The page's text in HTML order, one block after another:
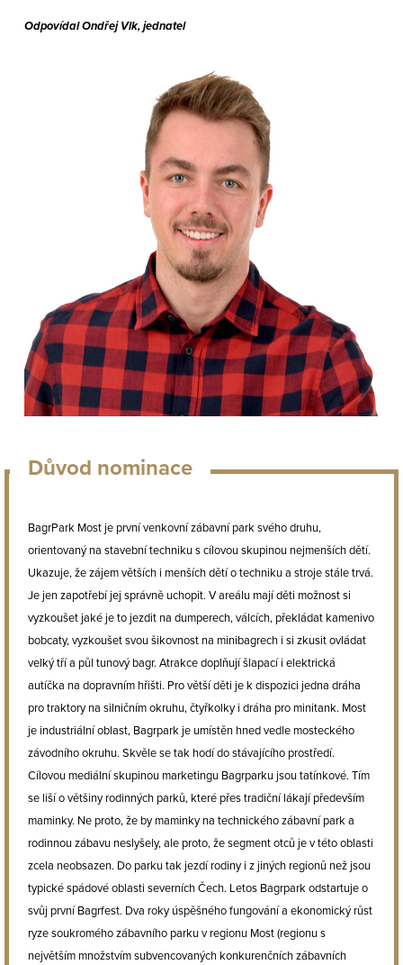
Odpovídal Ondřej Vlk, jednatel
Důvod nominace
BagrPark Most je první venkovní zábavní park svého druhu,
orientovaný na stavební techniku s cílovou skupinou nejmenších dětí.
Ukazuje, že zájem větších i menších dětí o techniku a stroje stále trvá.
Je jen zapotřebí jej správně uchopit. V areálu mají děti možnost si
vyzkoušet jaké je to jezdit na dumperech, válcích, překládat kamenivo
bobcaty, vyzkoušet svou šikovnost na minibagrech i si zkusit ovládat
velký tří a půl tunový bagr. Atrakce doplňují šlapací i elektrická
autíčka na dopravním hřišti. Pro větší děti je k dispozici jedna dráha
pro traktory na silničním okruhu, čtyřkolky i dráha pro minitank. Most
je industriální oblast, Bagrpark je umístěn hned vedle mosteckého
závodního okruhu. Skvěle se tak hodí do stávajícího prostředí.
Cílovou mediální skupinou marketingu Bagrparku jsou tatínkové. Tím
se liší o většiny rodinných parků, které přes tradiční lákají především
maminky. Ne proto, že by maminky na technického zábavní park a
rodinnou zábavu neslyšely, ale proto, že segment otců je v této oblasti
zcela neobsazen. Do parku tak jezdí rodiny i z jiných regionů než jsou
typické spádové oblasti severních Čech. Letos Bagrpark odstartuje o
svůj první Bagrfest. Dva roky úspěšného fungování a ekonomický růst
ryze soukromého zábavního parku v regionu Most (regionu s
největším množstvím subvencovaných konkurenčních zábavních